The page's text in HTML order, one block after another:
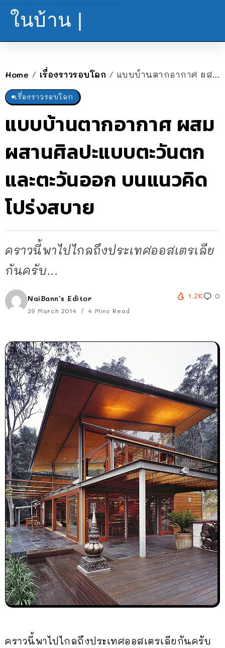
ในบ้าน |
Home / เรื่องราวรอบโลก / แบบบ้านตากอากาศ ผสมผสานศิลปะแบบตะวันตกและตะวันออก บนแนวคิดโปร่งสบาย
เรื่องราวรอบโลก
แบบบ้านตากอากาศ ผสม
ผสานศิลปะแบบตะวันตก
และตะวันออก บนแนวคิด
โปร่งสบาย
คราวนี้พาไปไกลถึงประเทศออสเตรเลีย
กันครับ...
NaiBann's Editor
29 March 2014 4 Mins Read
1.2K 0
คราวนี้พาไปไกลถึงประเทศออสเตรเลียกันครับ